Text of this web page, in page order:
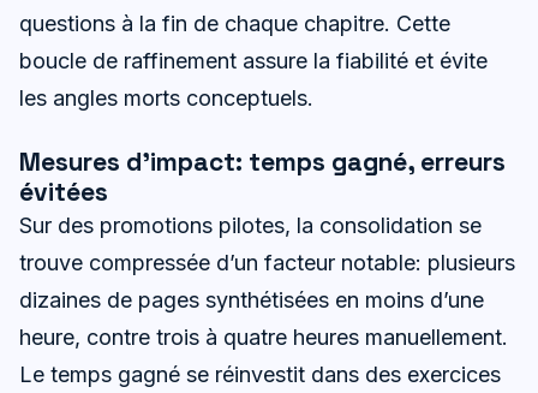
questions à la fin de chaque chapitre. Cette
boucle de raffinement assure la fiabilité et évite
les angles morts conceptuels.
Mesures d’impact: temps gagné, erreurs
évitées
Sur des promotions pilotes, la consolidation se
trouve compressée d’un facteur notable: plusieurs
dizaines de pages synthétisées en moins d’une
heure, contre trois à quatre heures manuellement.
Le temps gagné se réinvestit dans des exercices